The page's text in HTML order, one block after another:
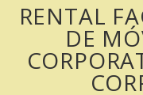
RENTAL
DE